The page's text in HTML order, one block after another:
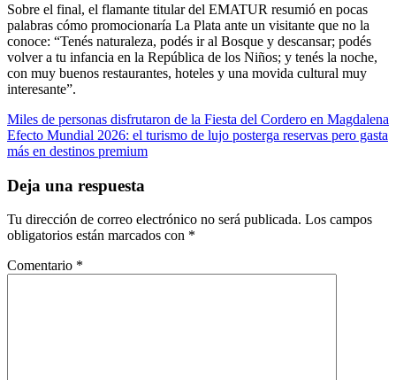
Sobre el final, el flamante titular del EMATUR resumió en pocas
palabras cómo promocionaría La Plata ante un visitante que no la
conoce: “Tenés naturaleza, podés ir al Bosque y descansar; podés
volver a tu infancia en la República de los Niños; y tenés la noche,
con muy buenos restaurantes, hoteles y una movida cultural muy
interesante”.
Navegación
de
Miles de personas disfrutaron de la Fiesta del Cordero en Magdalena
Efecto Mundial 2026: el turismo de lujo posterga reservas pero gasta
más en destinos premium
Deja una respuesta
Tu dirección de correo electrónico no será publicada. Los campos
obligatorios están marcados con *
Comentario *